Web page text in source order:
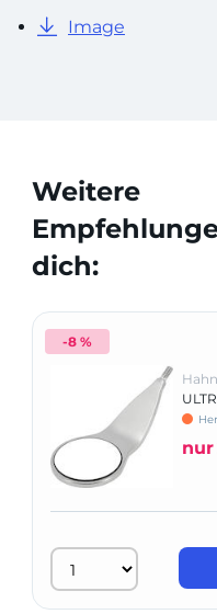
Image
Weitere
dich:
-8 %
nur